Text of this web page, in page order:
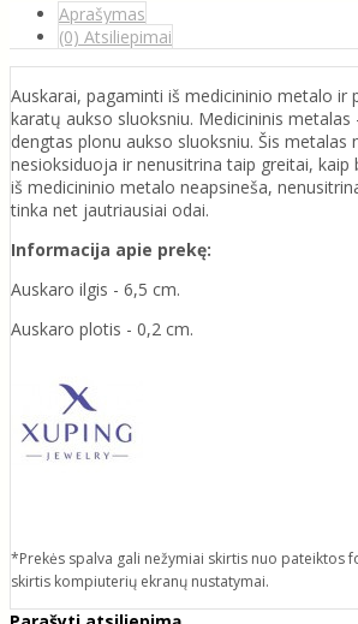
Aprašymas
(0) Atsiliepimai
Auskarai, pagaminti iš medicininio metalo ir
karatų aukso sluoksniu. Medicininis metalas
dengtas plonu aukso sluoksniu. Šis metalas
nesioksiduoja ir nenusitrina taip greitai, kaip
iš medicininio metalo neapsineša,
tinka net jautriausiai odai.
Informacija apie prekę:
Auskaro ilgis - 6,5 cm.
Auskaro plotis - 0,2 cm.
*Prekės spalva gali nežymiai skirtis nuo pateiktos
skirtis kompiuterių ekranų nustatymai.